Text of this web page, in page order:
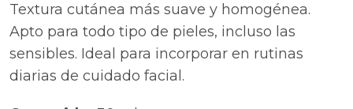
Textura cutánea más suave y homogénea.
Apto para todo tipo de pieles, incluso las
sensibles. Ideal para incorporar en rutinas
diarias de cuidado facial.